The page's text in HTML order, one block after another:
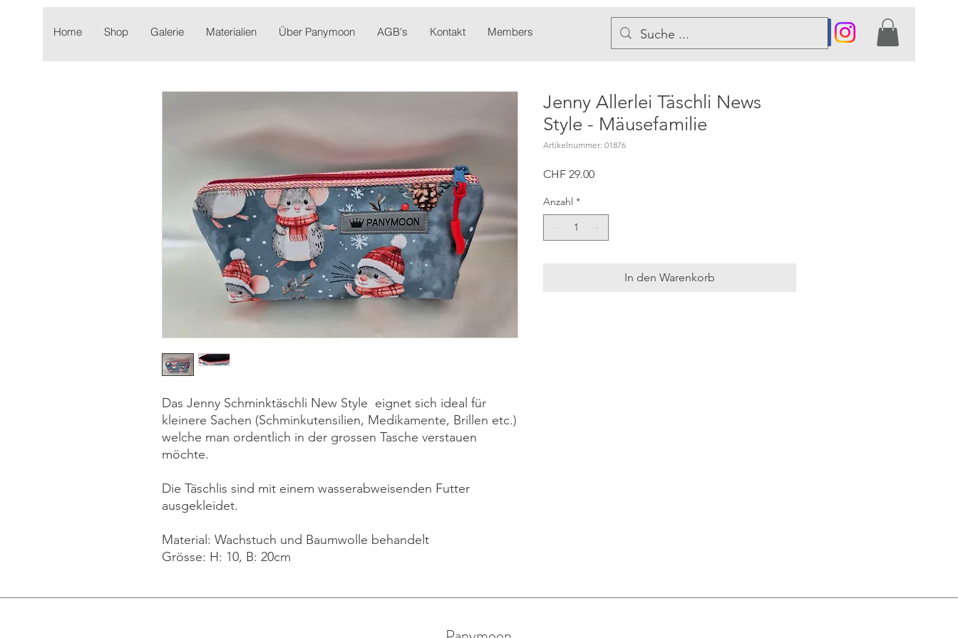
Home Shop Galerie Materialien Über Panymoon AGB's Kontakt Members Newsletter
Das Jenny Schminktäschli New Style eignet sich ideal für
kleinere Sachen (Schminkutensilien, Medikamente, Brillen etc.)
welche man ordentlich in der grossen Tasche verstauen
möchte.
Die Täschlis sind mit einem wasserabweisenden Futter
ausgekleidet.
Material: Wachstuch und Baumwolle behandelt
Grösse: H: 10, B: 20cm
Jenny Allerlei Täschli News
Style - Mäusefamilie
Artikelnummer: 01876
CHF 29.00Preis
Anzahl *
In den Warenkorb